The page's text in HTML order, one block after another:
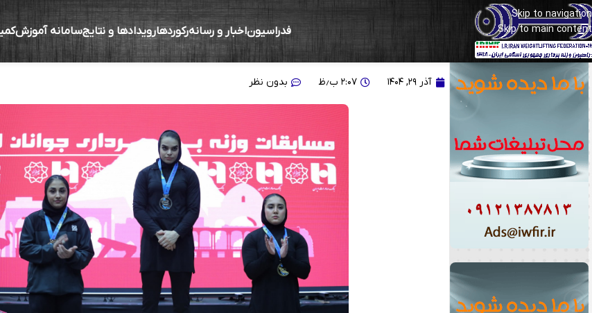
Skip to navigation
Skip to main content
فدراسیوناخبار و رسانهرکوردهارویدادها و نتایجسامانه آموزش
اعلام لیست گروه دوم اردوهای ادواری تیم بانوان ایران
آذر ۲۹, ۱۴۰۴ ۲:۰۷ ب٫ظ بدون نظر